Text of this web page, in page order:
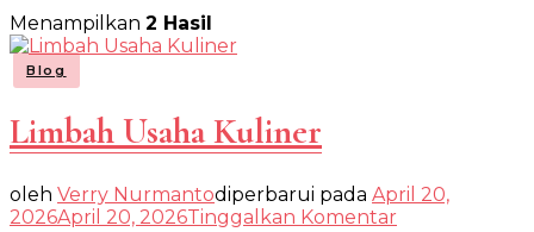
Menampilkan 2 Hasil
Blog
Limbah Usaha Kuliner
oleh Verry Nurmantodiperbarui pada April 20,
2026April 20, 2026Tinggalkan Komentar